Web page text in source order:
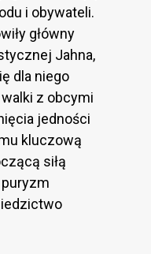
i obywateli.
główny
Jahna,
dla niego
z obcymi
jedności
kluczową
siłą